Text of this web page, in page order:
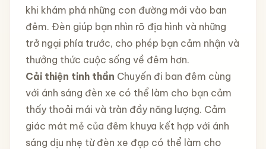
khi khám phá những con đường mới vào ban
đêm. Đèn giúp bạn nhìn rõ địa hình và những
trở ngại phía trước, cho phép bạn cảm nhận và
thưởng thức cuộc sống về đêm hơn.
Cải thiện tinh thần Chuyến đi ban đêm cùng
với ánh sáng đèn xe có thể làm cho bạn cảm
thấy thoải mái và tràn đầy năng lượng. Cảm
giác mát mẻ của đêm khuya kết hợp với ánh
sáng dịu nhẹ từ đèn xe đạp có thể làm cho